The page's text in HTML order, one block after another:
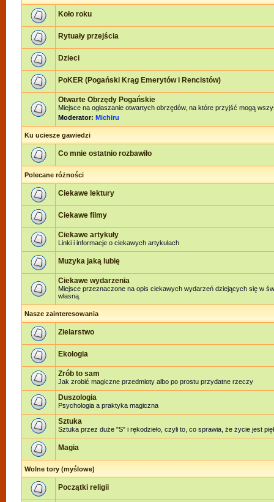
Koło roku
Rytuały przejścia
Dzieci
PoKER (Pogański Krąg Emerytów i Rencistów)
Otwarte Obrzędy Pogańskie
Miejsce na ogłaszanie otwartych obrzędów, na które przyjść mogą
Moderator: Michiru
Ku uciesze gawiedzi
Co mnie ostatnio rozbawiło
Polecane różności
Ciekawe lektury
Ciekawe filmy
Ciekawe artykuły
Linki i informacje o ciekawych artykułach
Muzyka jaką lubię
Ciekawe wydarzenia
Miejsce przeznaczone na opis ciekawych wydarzeń dziejących się w
własną.
Nasze zainteresowania
Zielarstwo
Ekologia
Zrób to sam
Jak zrobić magiczne przedmioty albo po prostu przydatne rzeczy
Duszologia
Psychologia a praktyka magiczna
Sztuka
Sztuka przez duże "S" i rękodzieło, czyli to, co sprawia, że życie jest
Magia
Wolne tory (myślowe)
Początki religii